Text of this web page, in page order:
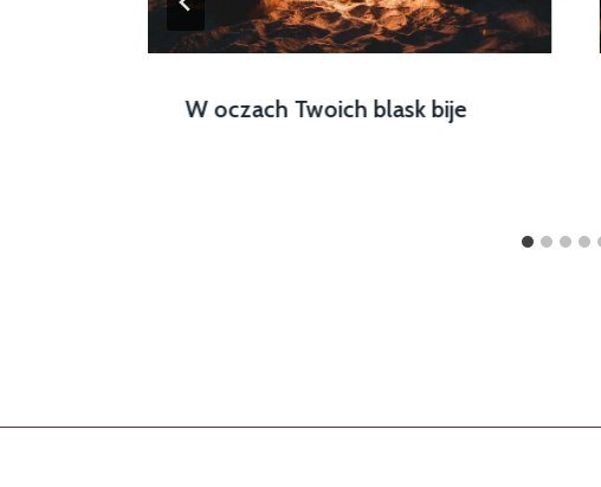
W oczach Twoich blask bije